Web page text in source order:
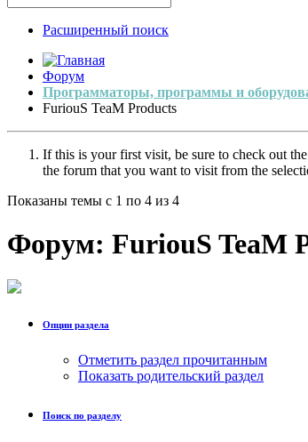
Расширенный поиск
Форум
Программаторы, программы и
FuriouS TeaM Products
If this is your first visit, be sure to check out the
the forum that you want to visit from the
Показаны темы с 1 по 4 из 4
Форум: FuriouS TeaM
Опции раздела
Отметить раздел прочитанным
Показать родительский раздел
Поиск по разделу